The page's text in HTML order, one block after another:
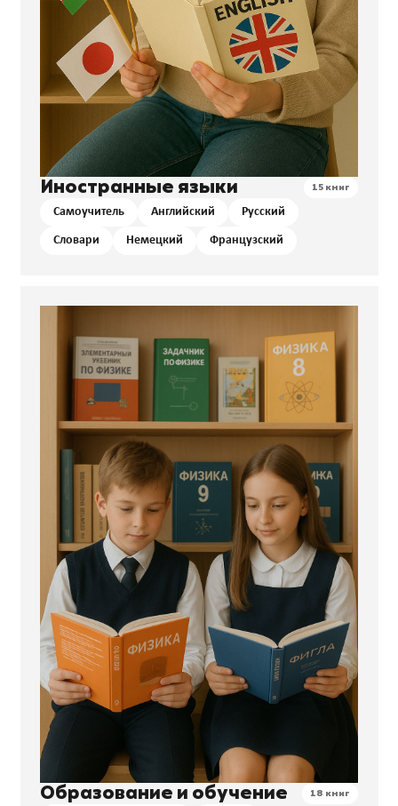
Иностранные языки 15 книг
Самоучитель Английский Русский
Словари Немецкий Французский
Образование и обучение 18 книг